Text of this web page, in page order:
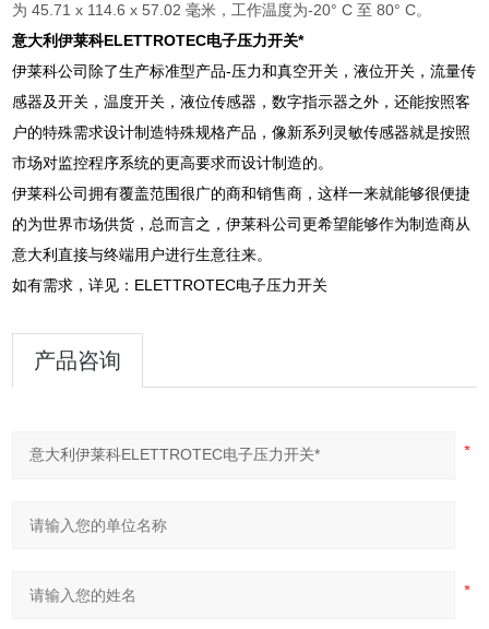
为 45.71 x 114.6 x 57.02 毫米，工作温度为-20° C 至 80° C。
意大利伊莱科ELETTROTEC电子压力开关*
伊莱科公司除了生产标准型产品-压力和真空开关，液位开关，流量传
感器及开关，温度开关，液位传感器，数字指示器之外，还能按照客
户的特殊需求设计制造特殊规格产品，像新系列灵敏传感器就是按照
市场对监控程序系统的更高要求而设计制造的。
伊莱科公司拥有覆盖范围很广的商和销售商，这样一来就能够很便捷
的为世界市场供货，总而言之，伊莱科公司更希望能够作为制造商从
意大利直接与终端用户进行生意往来。
如有需求，详见：ELETTROTEC电子压力开关
产品咨询